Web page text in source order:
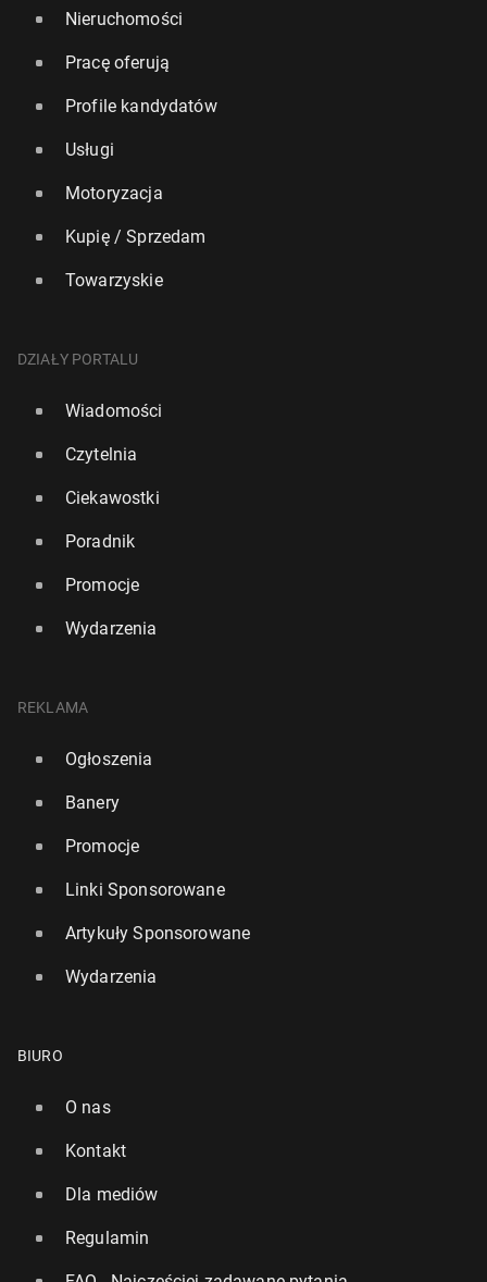
Nieruchomości
Pracę oferują
Profile kandydatów
Usługi
Motoryzacja
Kupię / Sprzedam
Towarzyskie
DZIAŁY PORTALU
Wiadomości
Czytelnia
Ciekawostki
Poradnik
Promocje
Wydarzenia
REKLAMA
Ogłoszenia
Banery
Promocje
Linki Sponsorowane
Artykuły Sponsorowane
Wydarzenia
BIURO
O nas
Kontakt
Dla mediów
Regulamin